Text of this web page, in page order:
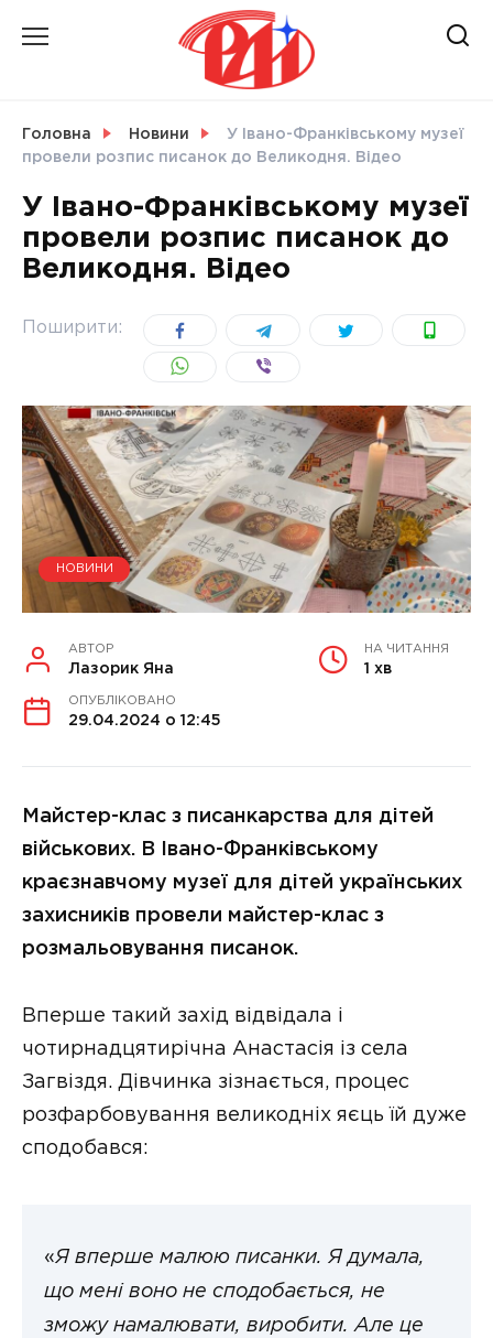
Головна Новини
У Івано-Франківському музеї
провели розпис писанок до Великодня. Відео
У Івано-Франківському музеї
провели розпис писанок до
Великодня. Відео
Поширити:
НОВИНИ
АВТОР
Лазорик Яна
НА ЧИТАННЯ
1 хв
ОПУБЛІКОВАНО
29.04.2024 о 12:45
Майстер-клас з писанкарства для дітей
військових. В Івано-Франківському
краєзнавчому музеї для дітей українських
захисників провели майстер-клас з
розмальовування писанок.
Вперше такий захід відвідала і
чотирнадцятирічна Анастасія із села
Загвіздя. Дівчинка зізнається, процес
розфарбовування великодніх яєць їй дуже
сподобався:
«Я вперше малюю писанки. Я думала,
що мені воно не сподобається, не
зможу намалювати, виробити. Але це